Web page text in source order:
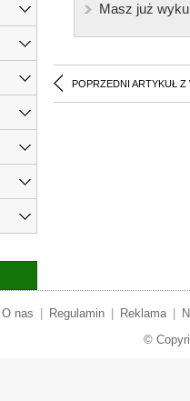
Masz już
POPRZEDNI ARTYKUŁ Z
O nas Regulamin Reklama
©